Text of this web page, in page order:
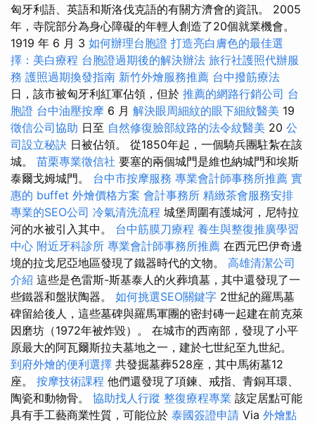
匈牙利語、英語和斯洛伐克語的有關方濟會的資訊。 2005
年，寺院部分為身心障礙的年輕人創造了20個就業機會。
1919 年 6 月 3 如何辦理台胞證 打造亮白膚色的最佳選
擇：美白療程 台胞證過期後的解決辦法 旅行社護照代辦服
務 護照過期換發指南 新竹外燴服務推薦 台中撥筋療法
日，該市被匈牙利紅軍佔領，但於 推薦的網路行銷公司 台
胞證 台中油壓按摩 6 月 解決眼周細紋的眼下細紋醫美 19
徵信公司協助 日至 自然修復臉部紋路的法令紋醫美 20 公
司設立秘訣 日被佔領。 從1850年起，一個騎兵團駐紮在該
城。 苗栗專業徵信社 要塞的兩個城門是維也納城門和埃斯
泰爾戈姆城門。 台中市按摩服務 專業會計師事務所推薦 實
惠的 buffet 外燴價格方案 會計事務所 精緻茶會服務安排
專業的SEO公司 冷氣清洗流程 城堡周圍有護城河，尼特拉
河的水被引入其中。 台中筋膜刀療程 養生與整復推廣學習
中心 附近牙科診所 專業會計師事務所推薦 在西元巴伊奇邊
境的拉戈尼亞地區發現了鐵器時代的文物。 高雄清潔公司
介紹 這些是色雷斯-斯基泰人的火葬墳墓，其中還發現了一
些鐵器和盤狀陶器。 如何挑選SEO關鍵字 2世紀的羅馬墓
碑留給後人，這些墓碑與羅馬軍團的密封磚一起建在前克萊
因磨坊（1972年被炸毀）。 在城市的西南部，發現了小平
原最大的阿瓦爾斯拉夫墓地之一，建於七世紀至九世紀。
到府外燴的便利選擇 共發掘墓葬528座，其中馬術墓12
座。 按摩技術課程 他們還發現了項鍊、戒指、青銅耳環、
陶瓷和動物骨。 協助找人行蹤 整復療程專業 該定居點可能
具有手工藝商業性質，可能位於 泰國簽證申請 Via 外燴點